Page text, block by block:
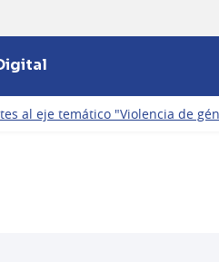
al eje temático "Violencia de